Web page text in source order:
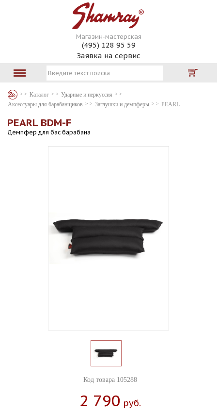
Магазин-мастерская
(495) 128 95 59
Заявка на сервис
Каталог
Ударные и перкуссия
Аксессуары для барабанщиков
Заглушки и демпферы PEARL
PEARL BDM-F
Демпфер для бас барабана
Код товара 105288
2 790 Руб.